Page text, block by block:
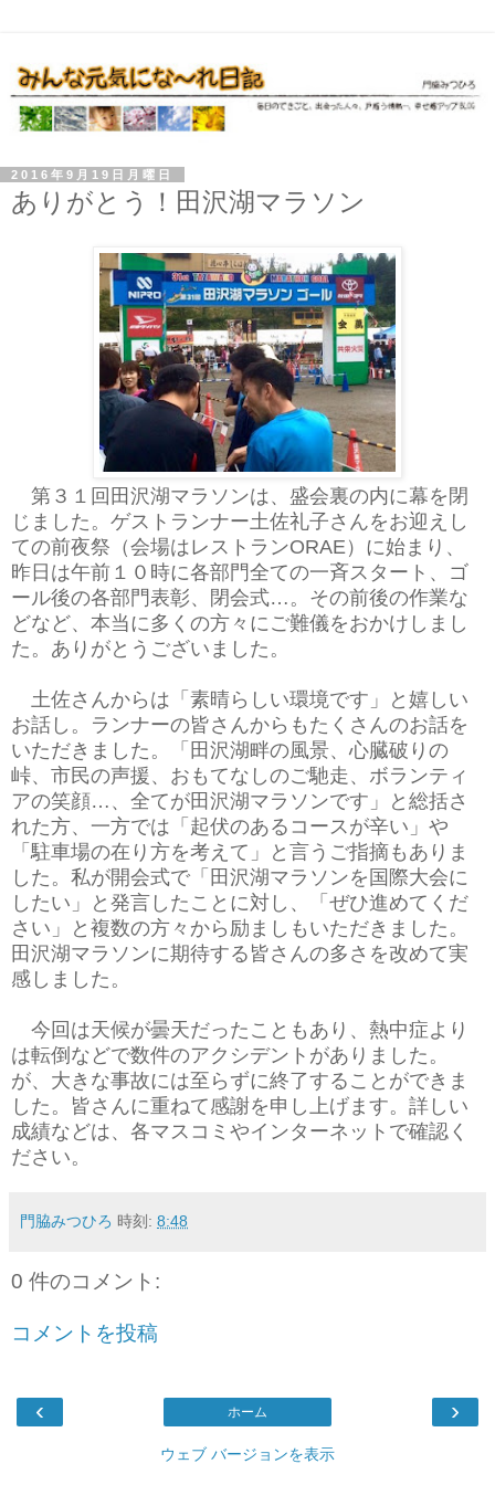
2016年9月19日月曜日
ありがとう！田沢湖マラソン
第３１回田沢湖マラソンは、盛会裏の内に幕を閉
じました。ゲストランナー土佐礼子さんをお迎えし
ての前夜祭（会場はレストランORAE）に始まり、
昨日は午前１０時に各部門全ての一斉スタート、ゴ
ール後の各部門表彰、閉会式…。その前後の作業な
どなど、本当に多くの方々にご難儀をおかけしまし
た。ありがとうございました。
土佐さんからは「素晴らしい環境です」と嬉しい
お話し。ランナーの皆さんからもたくさんのお話を
いただきました。「田沢湖畔の風景、心臓破りの
峠、市民の声援、おもてなしのご馳走、ボランティ
アの笑顔…、全てが田沢湖マラソンです」と総括さ
れた方、一方では「起伏のあるコースが辛い」や
「駐車場の在り方を考えて」と言うご指摘もありま
した。私が開会式で「田沢湖マラソンを国際大会に
したい」と発言したことに対し、「ぜひ進めてくだ
さい」と複数の方々から励ましもいただきました。
田沢湖マラソンに期待する皆さんの多さを改めて実
感しました。
今回は天候が曇天だったこともあり、熱中症より
は転倒などで数件のアクシデントがありました。
が、大きな事故には至らずに終了することができま
した。皆さんに重ねて感謝を申し上げます。詳しい
成績などは、各マスコミやインターネットで確認く
ださい。
門脇みつひろ 時刻: 8:48
0 件のコメント:
コメントを投稿
‹ ›
ホーム
ウェブ バージョンを表示